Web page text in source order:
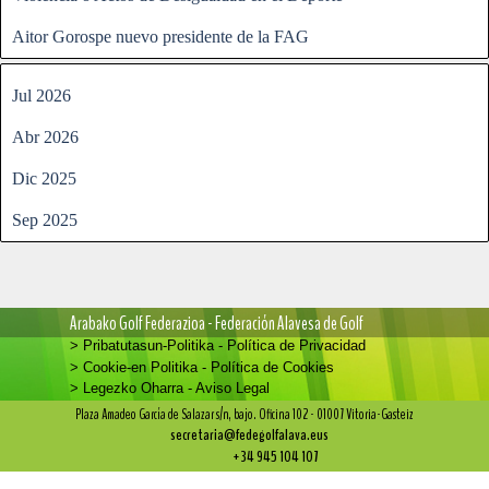
Aitor Gorospe nuevo presidente de la FAG
Jul 2026
Abr 2026
Dic 2025
Sep 2025
Plaza Amadeo García de Salazar s/n, bajo. Oficina 102 - 01007 Vitoria-Gasteiz
Arabako Golf Federazioa - Federación Alavesa de Golf
secretaria@fedegolfalava.eus
+ 34 945 104 107
> Legezko Oharra - Aviso Legal
> Pribatutasun-Politika - Política de Privacidad
> Cookie-en Politika - Política de Cookies